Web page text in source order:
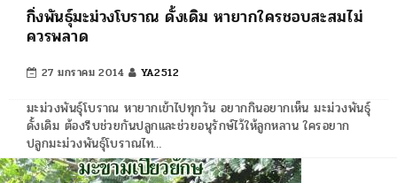
กิ่งพันธุ์มะม่วงโบราณ ดั้งเดิม หายากใครชอบสะสมไม่
ควรพลาด
27 มกราคม 2014 YA2512
มะม่วงพันธุ์โบราณ หายากเข้าไปทุกวัน อยากกินอยากเห็น มะม่วงพันธุ์
ดั้งเดิม ต้องรีบช่วยกันปลูกและช่วยอนุรักษ์ไว้ให้ลูกหลาน ใครอยาก
ปลูกมะม่วงพันธุ์โบราณไท…